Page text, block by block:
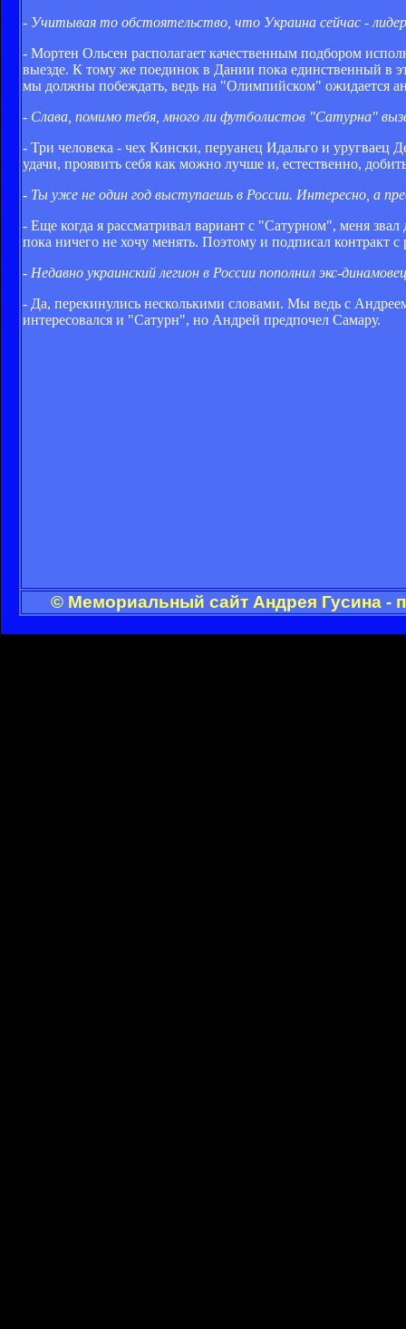
- Учитывая то обстоятельство, что Украина сейчас -
- Мортен Ольсен располагает качественным подбором
выезде. К тому же поединок в Дании пока единственный в
мы должны побеждать, ведь на "Олимпийском" ожидается
- Слава, помимо тебя, много ли футболистов "Сатурна"
- Три человека - чех Кински, перуанец Идальго и уругваец
удачи, проявить себя как можно лучше и, естественно,
- Ты уже не один год выступаешь в России. Интересно, а
- Еще когда я рассматривал вариант с "Сатурном", меня
пока ничего не хочу менять. Поэтому и подписал контракт
- Недавно украинский легион в России пополнил экс-
- Да, перекинулись несколькими словами. Мы ведь с
интересовался и "Сатурн", но Андрей предпочел Самару.
© Мемориальный сайт Андрея Гусина -